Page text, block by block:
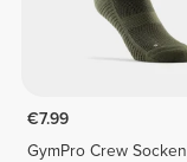
€7.99
GymPro Crew Socken